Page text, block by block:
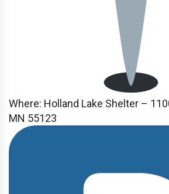
Where: Holland Lake Shelter –
MN 55123